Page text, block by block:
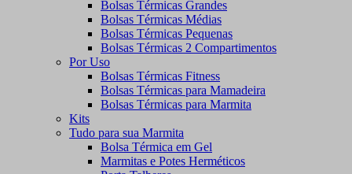
Bolsas Térmicas Grandes
Bolsas Térmicas Médias
Bolsas Térmicas Pequenas
Bolsas Térmicas 2 Compartimentos
Por Uso
Bolsas Térmicas Fitness
Bolsas Térmicas para Mamadeira
Bolsas Térmicas para Marmita
Kits
Tudo para sua Marmita
Bolsa Térmica em Gel
Marmitas e Potes Herméticos